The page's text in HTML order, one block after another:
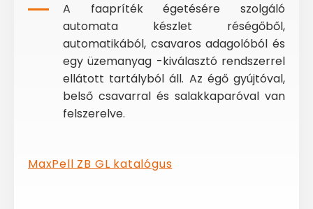
A faapríték égetésére szolgáló
automata készlet réségőből,
automatikából, csavaros adagolóból és
egy üzemanyag -kiválasztó rendszerrel
ellátott tartályból áll. Az égő gyújtóval,
belső csavarral és salakkaparóval van
felszerelve.
MaxPell ZB GL katalógus